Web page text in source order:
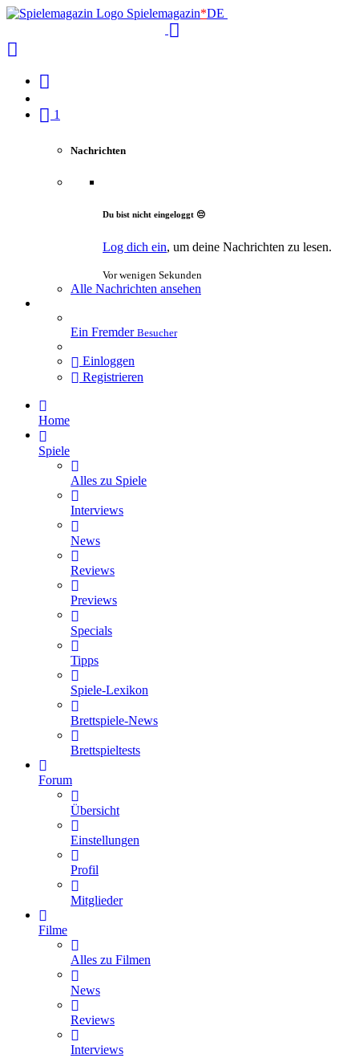
Spielemagazin*DE
1
Nachrichten
Du bist nicht eingeloggt 😔
Log dich ein, um deine Nachrichten zu lesen.
Vor wenigen Sekunden
Alle Nachrichten ansehen
Ein Fremder Besucher
Einloggen
Registrieren
Home
Spiele
Alles zu Spiele
Interviews
News
Reviews
Previews
Specials
Tipps
Spiele-Lexikon
Brettspiele-News
Brettspieltests
Forum
Übersicht
Einstellungen
Profil
Mitglieder
Filme
Alles zu Filmen
News
Reviews
Interviews